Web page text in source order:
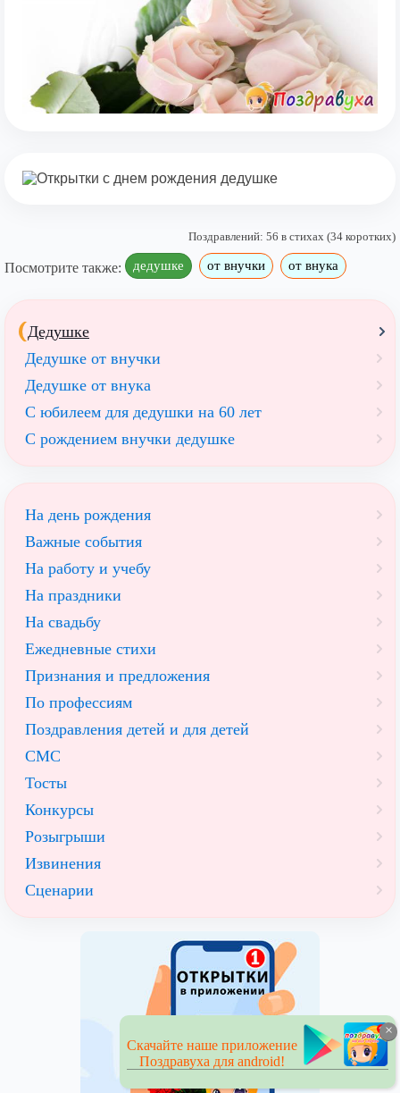
Поздравлений: 56 в стихах (34 коротких)
Посмотрите также: дедушке от внучки от внука
Дедушке
Дедушке от внучки
Дедушке от внука
С юбилеем для дедушки на 60 лет
С рождением внучки дедушке
На день рождения
Важные события
На работу и учебу
На праздники
На свадьбу
Ежедневные стихи
Признания и предложения
По профессиям
Поздравления детей и для детей
СМС
Тосты
Конкурсы
Розыгрыши
Извинения
Сценарии
×
Скачайте наше приложение
Поздравуха для android!